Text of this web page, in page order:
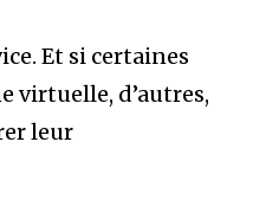
Et si certaines
virtuelle, d’autres,
leur